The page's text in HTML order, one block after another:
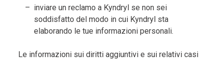
inviare un reclamo a Kyndryl se non sei
soddisfatto del modo in cui Kyndryl sta
elaborando le tue informazioni personali.
Le informazioni sui diritti aggiuntivi e sui relativi casi